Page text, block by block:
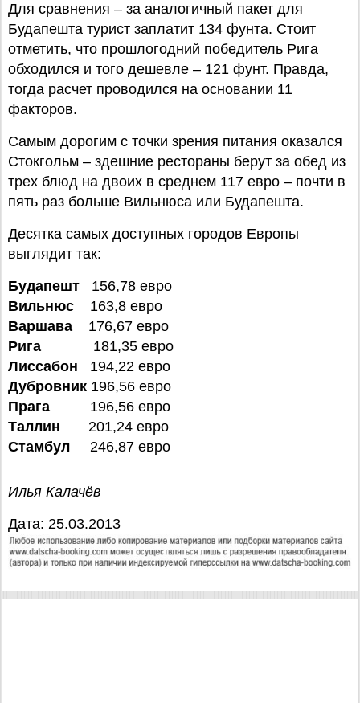
Для сравнения – за аналогичный пакет для
Будапешта турист заплатит 134 фунта. Стоит
отметить, что прошлогодний победитель Рига
обходился и того дешевле – 121 фунт. Правда,
тогда расчет проводился на основании 11
факторов.
Самым дорогим с точки зрения питания оказался
Стокгольм – здешние рестораны берут за обед из
трех блюд на двоих в среднем 117 евро – почти в
пять раз больше Вильнюса или Будапешта.
Десятка самых доступных городов Европы
выглядит так:
Будапешт 156,78 евро
Вильнюс 163,8 евро
Варшава 176,67 евро
Рига 181,35 евро
Лиссабон 194,22 евро
Дубровник 196,56 евро
Прага 196,56 евро
Таллин 201,24 евро
Стамбул 246,87 евро
Илья Калачёв
Дата: 25.03.2013